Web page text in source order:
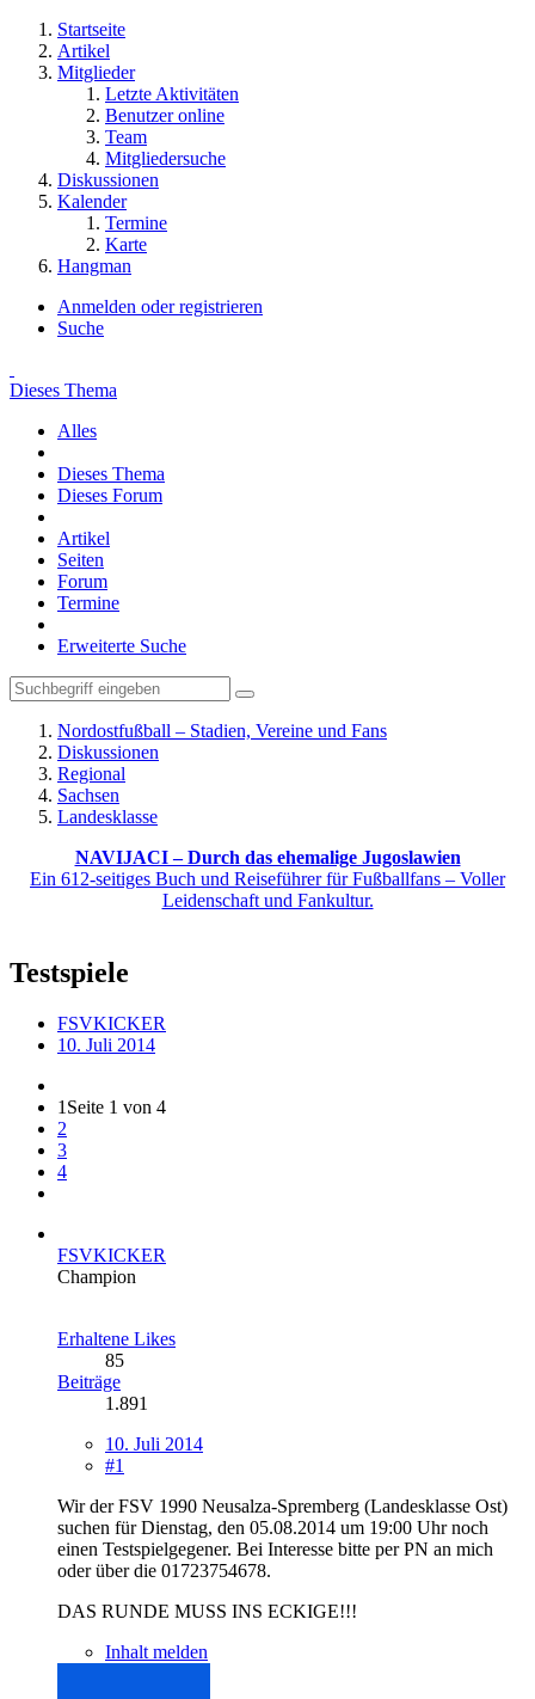
Startseite
Artikel
Mitglieder
Letzte Aktivitäten
Benutzer online
Team
Mitgliedersuche
Diskussionen
Kalender
Termine
Karte
Hangman
Anmelden oder registrieren
Suche
Dieses Thema
Alles
Dieses Thema
Dieses Forum
Artikel
Seiten
Forum
Termine
Erweiterte Suche
Nordostfußball – Stadien, Vereine und Fans
Diskussionen
Regional
Sachsen
Landesklasse
NAVIJACI – Durch das ehemalige Jugoslawien
Ein 612-seitiges Buch und Reiseführer für Fußballfans – Voller
Leidenschaft und Fankultur.
Testspiele
FSVKICKER
10. Juli 2014
1 Seite 1 von 4
2
3
4
FSVKICKER
Champion
Erhaltene Likes
85
Beiträge
1.891
10. Juli 2014
#1
Wir der FSV 1990 Neusalza-Spremberg (Landesklasse Ost)
suchen für Dienstag, den 05.08.2014 um 19:00 Uhr noch
einen Testspielgegener. Bei Interesse bitte per PN an mich
oder über die 01723754678.
DAS RUNDE MUSS INS ECKIGE!!!
Inhalt melden